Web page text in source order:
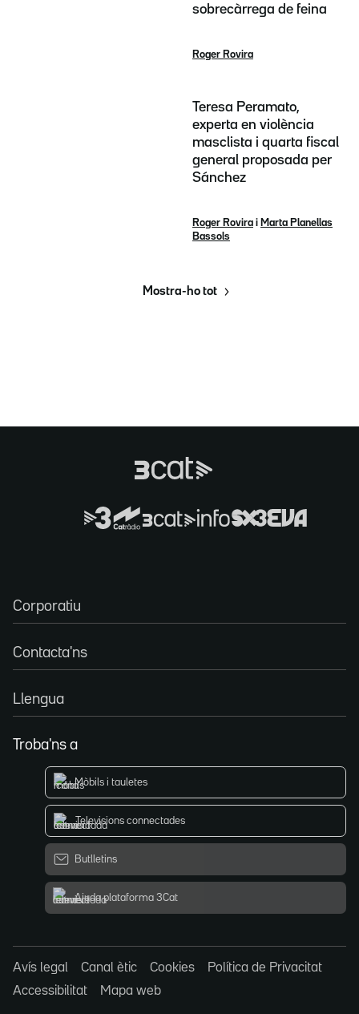
sobrecàrrega de feina
Roger Rovira
Teresa Peramato,
experta en violència
masclista i quarta fiscal
general proposada per
Sánchez
Roger Rovira i Marta Planellas
Bassols
Mostra-ho tot
Corporatiu
Contacta'ns
Llengua
Troba'ns a
Mòbils i tauletes
Televisions connectades
Butlletins
Ajuda plataforma 3Cat
Avís legal Canal ètic Cookies
Política de Privacitat
Accessibilitat
Mapa web